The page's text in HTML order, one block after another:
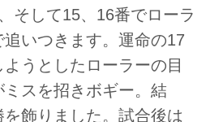
そして15、16番でローラ
いつきます。運命の17
うとしたローラーの目
スを招きボギー。結
飾りました。試合後は